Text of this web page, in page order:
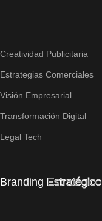
Creatividad Publicitaria
Estrategias Comerciales
Visión Empresarial
Transformación Digital
Legal Tech
Branding Estratégico